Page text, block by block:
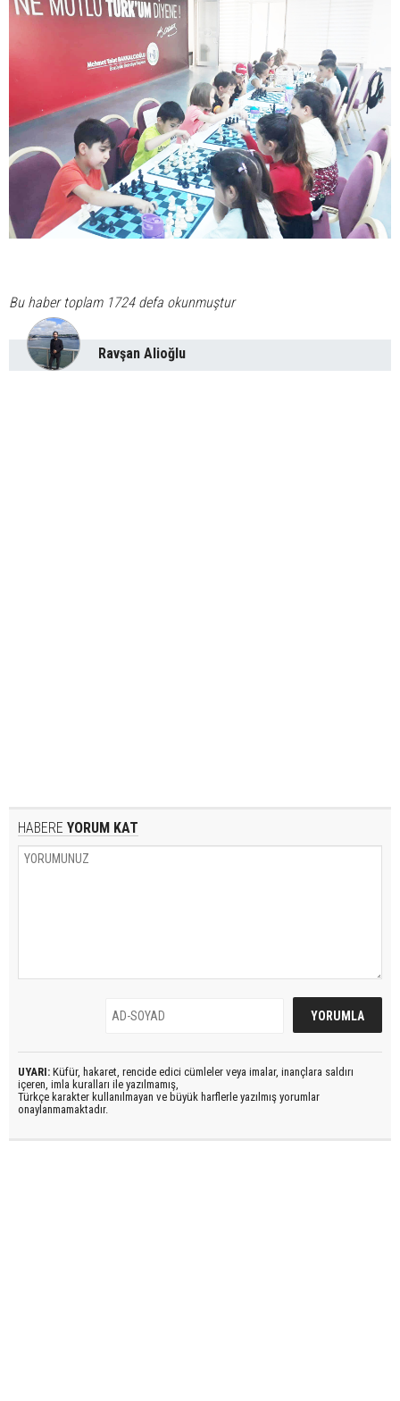
Bu haber toplam 1724 defa okunmuştur
Ravşan Alioğlu
HABERE YORUM KAT
UYARI: Küfür, hakaret, rencide edici cümleler veya imalar, inançlara saldırı
içeren, imla kuralları ile yazılmamış,
Türkçe karakter kullanılmayan ve büyük harflerle yazılmış yorumlar
onaylanmamaktadır.